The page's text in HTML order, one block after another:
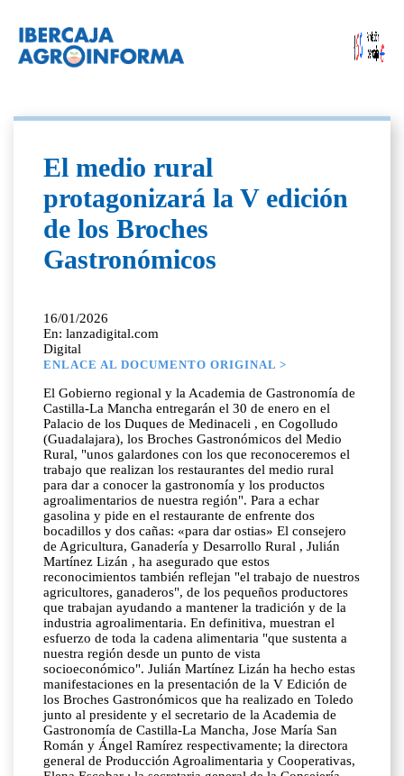
El medio rural
protagonizará la V edición
de los Broches
Gastronómicos
16/01/2026
En: lanzadigital.com
Digital
ENLACE AL DOCUMENTO ORIGINAL >
El Gobierno regional y la Academia de Gastronomía de
Castilla-La Mancha entregarán el 30 de enero en el
Palacio de los Duques de Medinaceli , en Cogolludo
(Guadalajara), los Broches Gastronómicos del Medio
Rural, "unos galardones con los que reconoceremos el
trabajo que realizan los restaurantes del medio rural
para dar a conocer la gastronomía y los productos
agroalimentarios de nuestra región". Para a echar
gasolina y pide en el restaurante de enfrente dos
bocadillos y dos cañas: «para dar ostias» El consejero
de Agricultura, Ganadería y Desarrollo Rural , Julián
Martínez Lizán , ha asegurado que estos
reconocimientos también reflejan "el trabajo de nuestros
agricultores, ganaderos", de los pequeños productores
que trabajan ayudando a mantener la tradición y de la
industria agroalimentaria. En definitiva, muestran el
esfuerzo de toda la cadena alimentaria "que sustenta a
nuestra región desde un punto de vista
socioeconómico". Julián Martínez Lizán ha hecho estas
manifestaciones en la presentación de la V Edición de
los Broches Gastronómicos que ha realizado en Toledo
junto al presidente y el secretario de la Academia de
Gastronomía de Castilla-La Mancha, Jose María San
Román y Ángel Ramírez respectivamente; la directora
general de Producción Agroalimentaria y Cooperativas,